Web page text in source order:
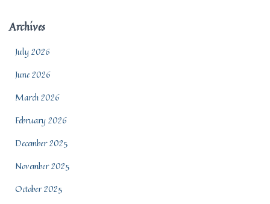
Archives
July 2026
June 2026
March 2026
February 2026
December 2025
November 2025
October 2025